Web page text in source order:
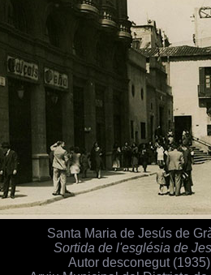
Santa Maria de Jesús de
Sortida de l'església de
Autor desconegut (1935)